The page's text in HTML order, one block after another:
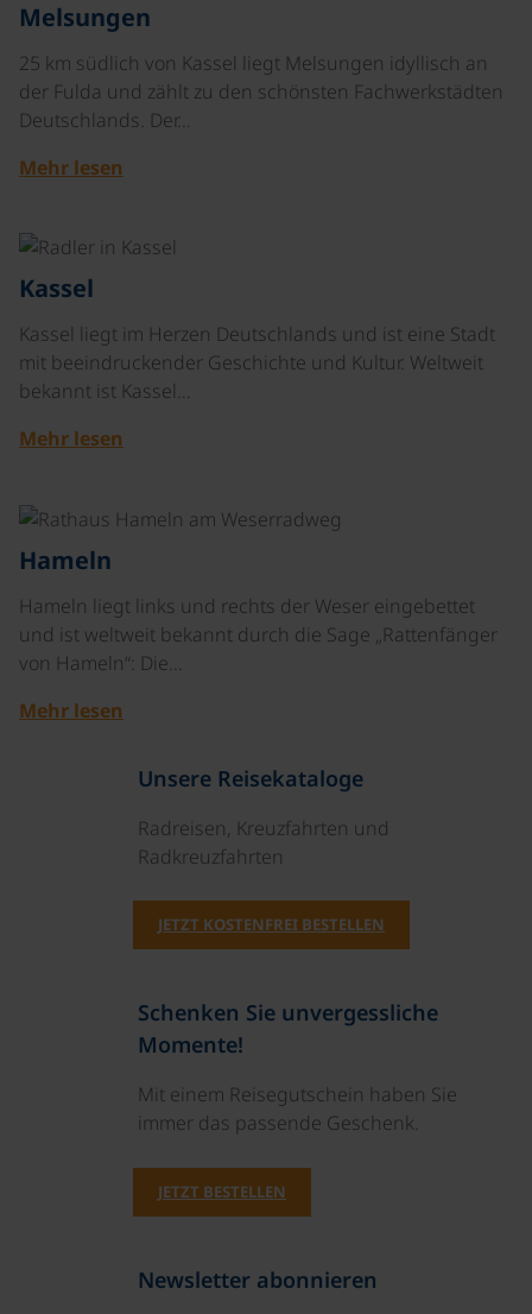
Melsungen
25 km südlich von Kassel liegt Melsungen idyllisch an
der Fulda und zählt zu den schönsten Fachwerkstädten
Deutschlands. Der…
Mehr lesen
Kassel
Kassel liegt im Herzen Deutschlands und ist eine Stadt
mit beeindruckender Geschichte und Kultur. Weltweit
bekannt ist Kassel…
Mehr lesen
Hameln
Hameln liegt links und rechts der Weser eingebettet
und ist weltweit bekannt durch die Sage „Rattenfänger
von Hameln“: Die…
Mehr lesen
Unsere Reisekataloge
Radreisen, Kreuzfahrten und
Radkreuzfahrten
JETZT KOSTENFREI BESTELLEN
Schenken Sie unvergessliche
Momente!
Mit einem Reisegutschein haben Sie
immer das passende Geschenk.
JETZT BESTELLEN
Newsletter abonnieren